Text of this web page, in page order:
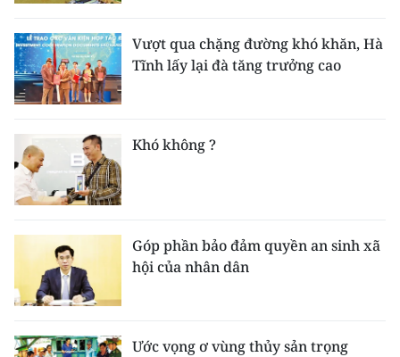
Vượt qua chặng đường khó khăn, Hà
Tĩnh lấy lại đà tăng trưởng cao
Khó không ?
Góp phần bảo đảm quyền an sinh xã
hội của nhân dân
Ước vọng ơ vùng thủy sản trọng